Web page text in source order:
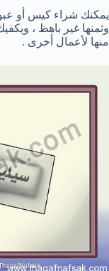
يمكنك شراء كيس أو
وثمنها غير باهظ ،
منها لأعمال أخرى .